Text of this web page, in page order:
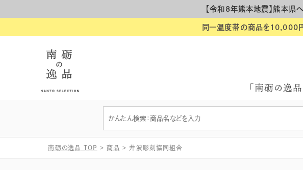
【令和8年熊本地震】熊本県
同一温度帯の商品を10,000円
「南砺の逸
南砺の逸品 TOP > 商品 >井波彫刻協同組合